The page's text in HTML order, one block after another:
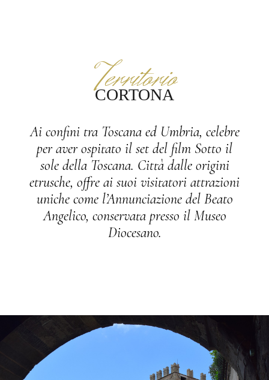
Territorio
CORTONA
Ai confini tra Toscana ed Umbria, celebre
per aver ospitato il set del film Sotto il
sole della Toscana. Città dalle origini
etrusche, offre ai suoi visitatori attrazioni
uniche come l’Annunciazione del Beato
Angelico, conservata presso il Museo
Diocesano.